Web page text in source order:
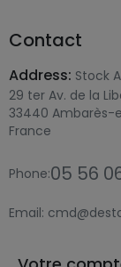
Contact
Address: Stock
29 ter Av. de la
33440 Ambarès-
France
Phone:05 56
Email: